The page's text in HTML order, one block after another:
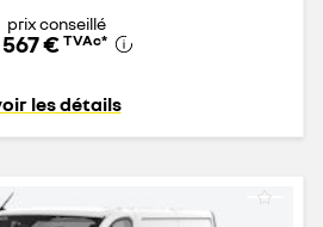
prix conseillé
€ TVAc*
les détails